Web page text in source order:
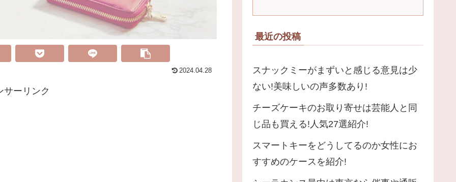
2024.04.28
サーリンク
最近の投稿
スナックミーがまずいと感じる意見は少
ない!美味しいの声多数あり!
チーズケーキのお取り寄せは芸能人と同
じ品も買える!人気27選紹介!
スマートキーをどうしてるのか女性にお
すすめのケースを紹介!